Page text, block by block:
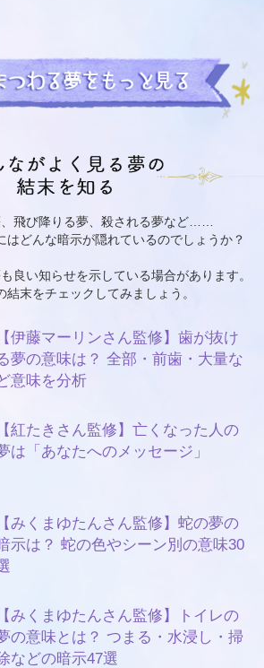
飛び降りる夢、殺される夢など……
はどんな暗示が隠れているのでしょうか？
良い知らせを示している場合があります。
結末をチェックしてみましょう。
【伊藤マーリンさん監修】歯が抜け
夢の意味は？ 全部・前歯・大量な
意味を分析
【紅たきさん監修】亡くなった人の
は「あなたへのメッセージ」
【みくまゆたんさん監修】蛇の夢の
示は？ 蛇の色やシーン別の意味30
【みくまゆたんさん監修】トイレの
の意味とは？ つまる・水浸し・掃
などの暗示47選